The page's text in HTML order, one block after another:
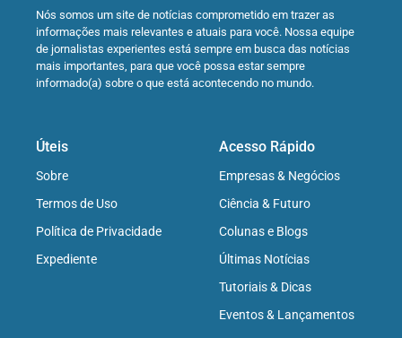
Nós somos um site de notícias comprometido em trazer as
informações mais relevantes e atuais para você. Nossa equipe
de jornalistas experientes está sempre em busca das notícias
mais importantes, para que você possa estar sempre
informado(a) sobre o que está acontecendo no mundo.
Úteis
Sobre
Termos de Uso
Política de Privacidade
Expediente
Acesso Rápido
Empresas & Negócios
Ciência & Futuro
Colunas e Blogs
Últimas Notícias
Tutoriais & Dicas
Eventos & Lançamentos